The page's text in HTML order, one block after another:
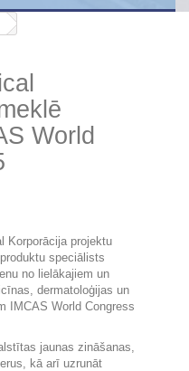
World
Korporācija projektu
speciālists
no lielākajiem un
dermatoloģijas un
IMCAS World Congress
jaunas zināšanas,
kā arī uzrunāt